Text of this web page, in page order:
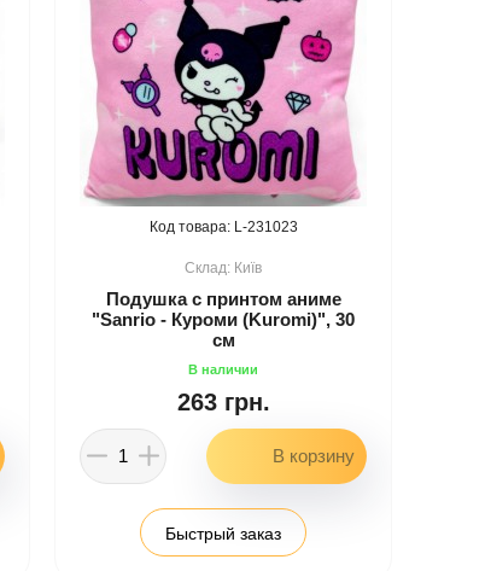
231023
Київ
Подушка с принтом аниме
"Sanrio - Куроми (Kuromi)", 30
см
263 грн.
Быстрый заказ